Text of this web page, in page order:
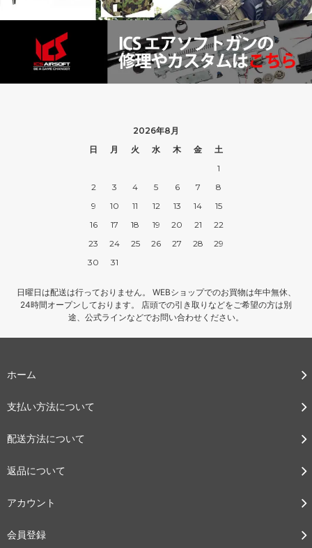
2026年8月
日
月 火 水 木 金
土
1
2
3 4 5 6 7
8
9
10 11 12 13 14
15
16
17 18 19 20 21
22
23
24 25 26 27 28
29
30
31
日曜日は配送は行っておりません。 WEBショップでのお買物は年中無休、
24時間オープンしております。 店頭での引き取りなどをご希望の方は別
途、公式ラインなどでお問い合わせください。
ホーム
支払い方法について
配送方法について
返品について
アカウント
会員登録